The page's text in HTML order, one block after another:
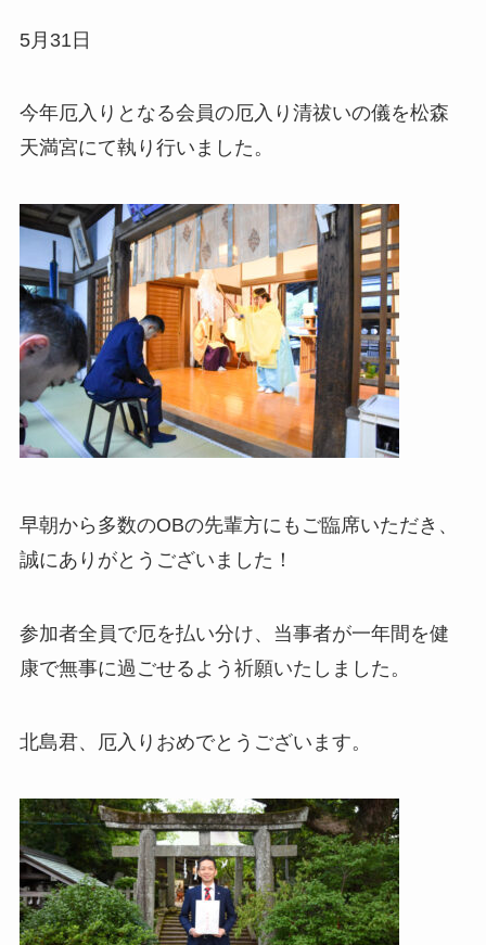
5月31日
今年厄入りとなる会員の厄入り清祓いの儀を松森
天満宮にて執り行いました。
早朝から多数のOBの先輩方にもご臨席いただき、
誠にありがとうございました！
参加者全員で厄を払い分け、当事者が一年間を健
康で無事に過ごせるよう祈願いたしました。
北島君、厄入りおめでとうございます。